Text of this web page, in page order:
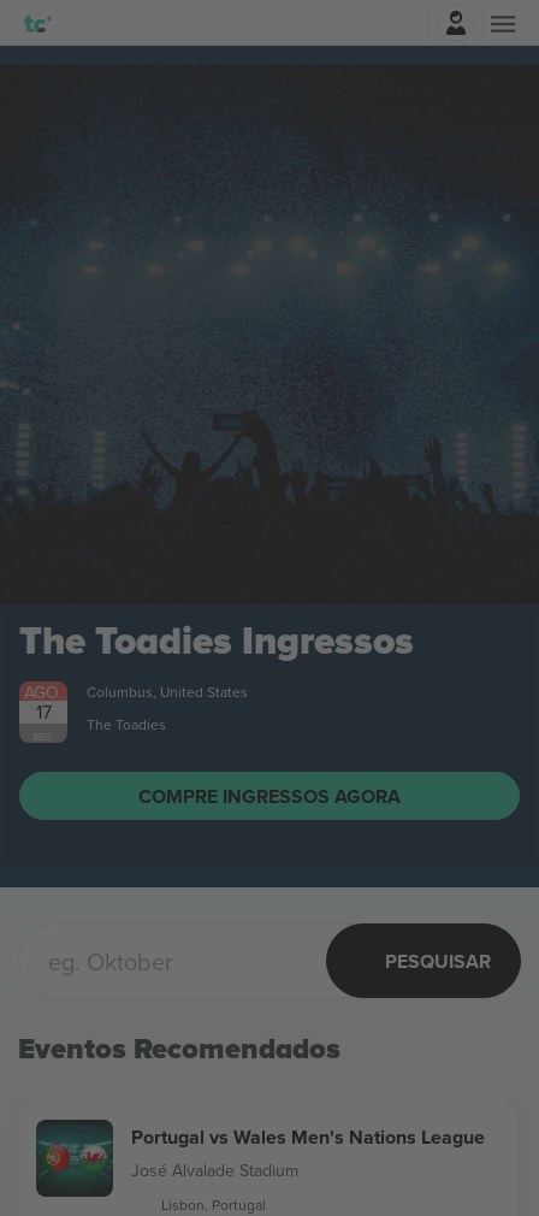
PESQUISAR
Eventos Recomendados
Portugal vs Wales Men's Nations League
José Alvalade Stadium
Lisbon, Portugal